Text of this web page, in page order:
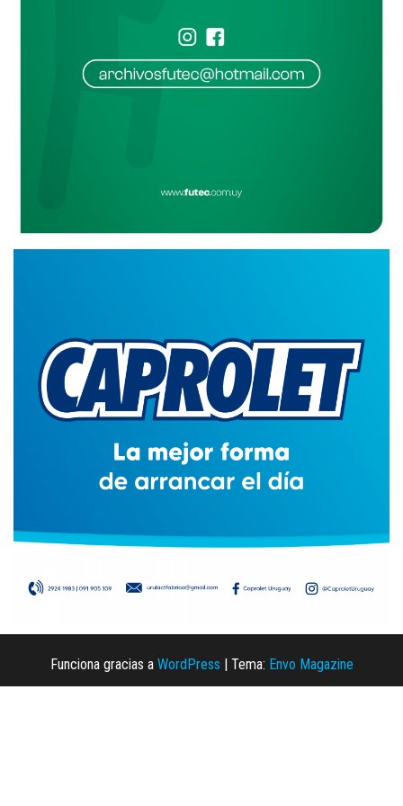
Funciona gracias a WordPress | Tema: Envo Magazine